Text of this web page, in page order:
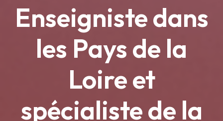
Enseigniste dans
les Pays de la
Loire et
spécialiste de la